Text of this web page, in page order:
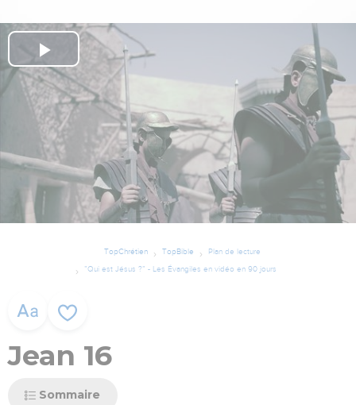
TopChrétien TopBible
Plan de lecture
”Qui est Jésus ?” - Les Évangiles en vidéo en 90 jours
Jean 16
Sommaire
Play
Video